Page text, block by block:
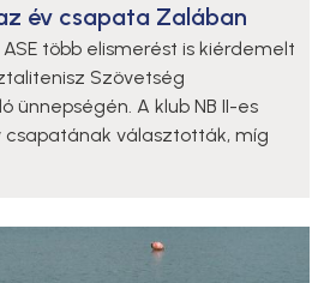
év csapata Zalában
több elismerést is kiérdemelt
Szövetség
ünnepségén. A klub NB II-es
választották, míg